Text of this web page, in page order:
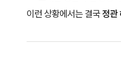
이런 상황에서는 결국정관